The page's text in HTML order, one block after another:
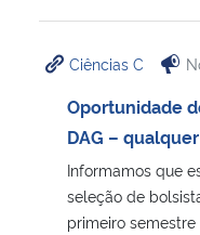
Ciências C
Oportunidade
DAG –
Informamos que
seleção de
primeiro